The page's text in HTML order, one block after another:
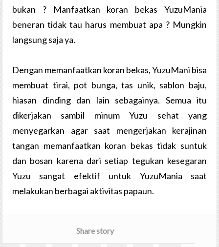
bukan ? Manfaatkan koran bekas YuzuMania
beneran tidak tau harus membuat apa ? Mungkin
langsung saja ya.
Dengan memanfaatkan koran bekas, YuzuMani bisa
membuat tirai, pot bunga, tas unik, sablon baju,
hiasan dinding dan lain sebagainya. Semua itu
dikerjakan sambil minum Yuzu sehat yang
menyegarkan agar saat mengerjakan kerajinan
tangan memanfaatkan koran bekas tidak suntuk
dan bosan karena dari setiap tegukan kesegaran
Yuzu sangat efektif untuk YuzuMania saat
melakukan berbagai aktivitas papaun.
Share story